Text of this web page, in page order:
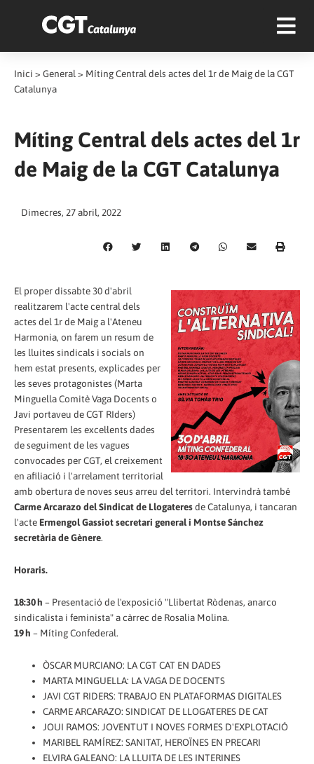
Inici > General > Míting Central dels actes del 1r de Maig de la CGT
Catalunya
Míting Central dels actes del 1r
de Maig de la CGT Catalunya
Dimecres, 27 abril, 2022
El proper dissabte 30 d'abril
realitzarem l'acte central dels
actes del 1r de Maig a l'Ateneu
Harmonia, on farem un resum de
les lluites sindicals i socials on
hem estat presents, explicades per
les seves protagonistes (Marta
Minguella Comitè Vaga Docents o
Javi portaveu de CGT RIders)
Presentarem les excel·lents dades
de seguiment de les vagues
convocades per CGT, el creixement
en afiliació i l'arrelament territorial
amb obertura de noves seus arreu del territori. Intervindrà també
Carme Arcarazo del Sindicat de Llogateresde Catalunya, i tancaran
l'acte Ermengol Gassiot secretari general i Montse Sánchez
secretària de Gènere.
Horaris.
18:30 h – Presentació de l'exposició "Llibertat Ròdenas, anarco
sindicalista i feminista" a càrrec de Rosalia Molina.
19 h – Míting Confederal.
ÒSCAR MURCIANO: LA CGT CAT EN DADES
MARTA MINGUELLA: LA VAGA DE DOCENTS
JAVI CGT RIDERS: TRABAJO EN PLATAFORMAS DIGITALES
CARME ARCARAZO: SINDICAT DE LLOGATERES DE CAT
JOUI RAMOS: JOVENTUT I NOVES FORMES D'EXPLOTACIÓ
MARIBEL RAMÍREZ: SANITAT, HEROÏNES EN PRECARI
ELVIRA GALEANO: LA LLUITA DE LES INTERINES